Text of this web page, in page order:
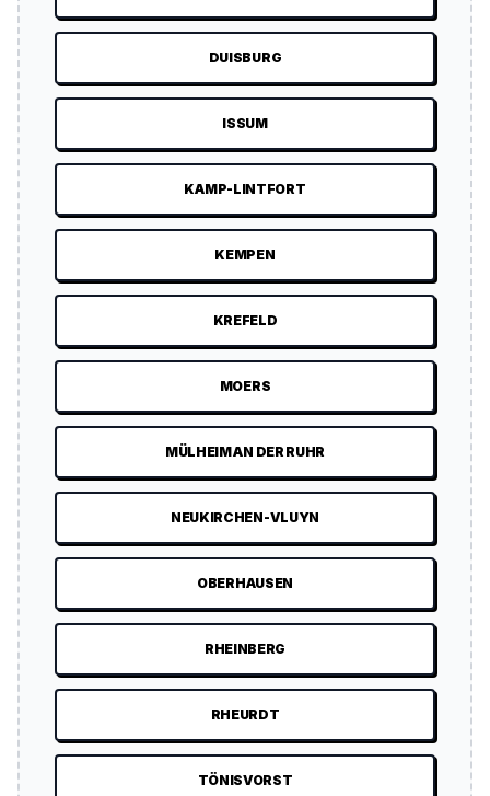
DUISBURG
ISSUM
KAMP-LINTFORT
KEMPEN
KREFELD
MOERS
MÜLHEIM AN DER RUHR
NEUKIRCHEN-VLUYN
OBERHAUSEN
RHEINBERG
RHEURDT
TÖNISVORST